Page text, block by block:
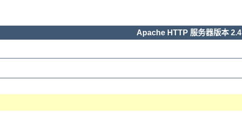
Apache HTTP 服务器版本 2.4